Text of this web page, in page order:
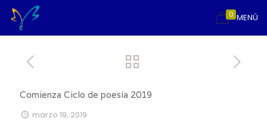
MENÚ
0
Comienza Ciclo de poesía 2019
marzo 19, 2019